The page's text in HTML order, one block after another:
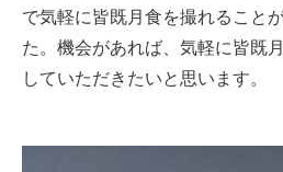
で気軽に皆既月食を撮れること
た。機会があれば、気軽に皆既
していただきたいと思います。